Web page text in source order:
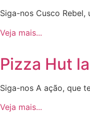
Siga-nos Cusco
Veja mais...
Pizza Hut
Siga-nos A ação, que
Veja mais...